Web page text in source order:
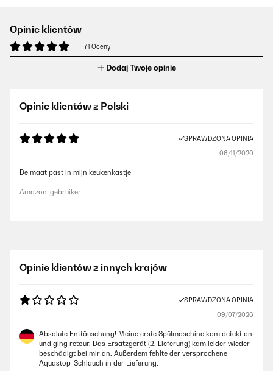
Opinie klientów
71 Oceny
Dodaj Twoje opinie
Opinie klientów z Polski
SPRAWDZONA OPINIA
06/11/2020
De maat past in mijn keukenkastje
Amazon-gebruiker
Opinie klientów z innych krajów
SPRAWDZONA OPINIA
09/07/2026
Absolute Enttäuschung! Meine erste Spülmaschine kam defekt an
und ging retour. Das Ersatzgerät (2. Lieferung) kam leider wieder
beschädigt bei mir an. Außerdem fehlte der versprochene
Aquastop-Schlauch in der Lieferung.